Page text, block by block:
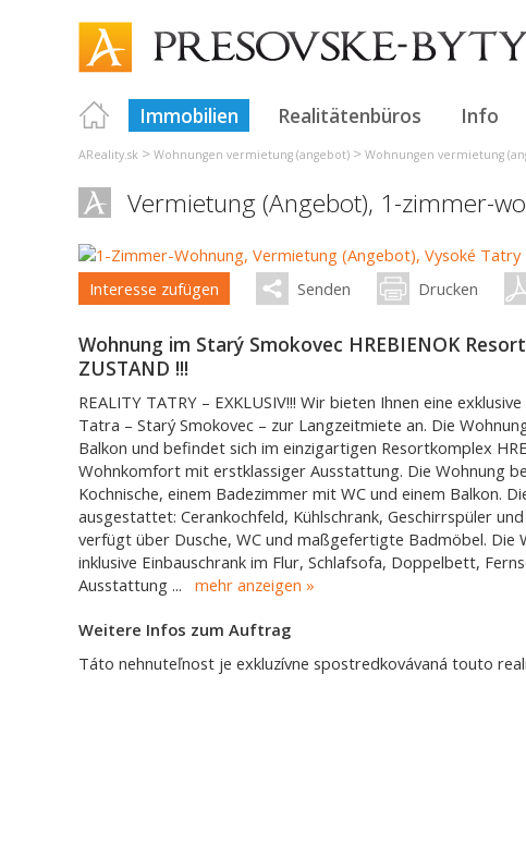
Immobilien Realitätenbüros Info
AReality.sk > Wohnungen vermietung (angebot) > Wohnungen vermietung
Vermietung (Angebot), 1-zimmer-
Interesse zufügen Senden Drucken
Wohnung im Starý Smokovec HREBIENOK
ZUSTAND !!!
REALITY TATRY – EXKLUSIV!!! Wir bieten Ihnen eine
Tatra – Starý Smokovec – zur Langzeitmiete an. Die
Balkon und befindet sich im einzigartigen Resortkomplex
Wohnkomfort mit erstklassiger Ausstattung. Die Wohnung
Kochnische, einem Badezimmer mit WC und einem Balkon.
ausgestattet: Cerankochfeld, Kühlschrank, Geschirrspüler
verfügt über Dusche, WC und maßgefertigte Badmöbel.
inklusive Einbauschrank im Flur, Schlafsofa, Doppelbett,
Ausstattung ... mehr anzeigen
Weitere Infos zum Auftrag
Táto nehnuteľnost je exkluzívne spostredkovávaná touto